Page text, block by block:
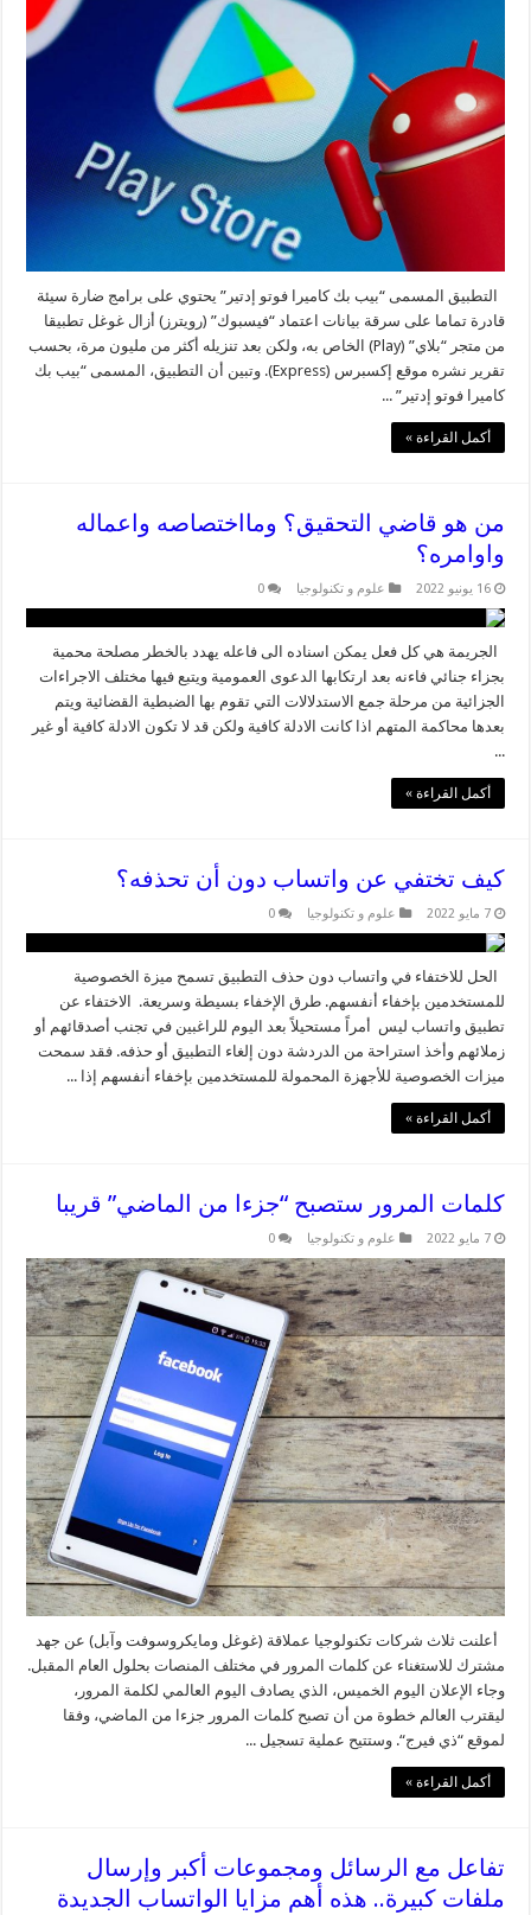
التطبيق المسمى “بيب بك كاميرا فوتو إدتير” يحتوي على برامج ضارة سيئة
قادرة تماما على سرقة بيانات اعتماد “فيسبوك” (رويترز) أزال غوغل تطبيقا
من متجر “بلاي” (Play) الخاص به، ولكن بعد تنزيله أكثر من مليون مرة، بحسب
تقرير نشره موقع إكسبرس (Express). وتبين أن التطبيق، المسمى “بيب بك
كاميرا فوتو إدتير” ...
أكمل القراءة »
من هو قاضي التحقيق؟ ومااختصاصه واعماله
واوامره؟
16 يونيو 2022 علوم و تكنولوجيا 0
الجريمة هي كل فعل يمكن اسناده الى فاعله يهدد بالخطر مصلحة محمية
بجزاء جنائي فاءنه بعد ارتكابها الدعوى العمومية ويتبع فيها مختلف الاجراءات
الجزائية من مرحلة جمع الاستدلالات التي تقوم بها الضبطية القضائية ويتم
بعدها محاكمة المتهم اذا كانت الادلة كافية ولكن قد لا تكون الادلة كافية أو غير
...
أكمل القراءة »
كيف تختفي عن واتساب دون أن تحذفه؟
7 مايو 2022 علوم و تكنولوجيا 0
الحل للاختفاء في واتساب دون حذف التطبيق تسمح ميزة الخصوصية
للمستخدمين بإخفاء أنفسهم. طرق الإخفاء بسيطة وسريعة. الاختفاء عن
تطبيق واتساب ليس أمراً مستحيلاً بعد اليوم للراغبين في تجنب أصدقائهم أو
زملائهم وأخذ استراحة من الدردشة دون إلغاء التطبيق أو حذفه. فقد سمحت
ميزات الخصوصية للأجهزة المحمولة للمستخدمين بإخفاء أنفسهم إذا ...
أكمل القراءة »
كلمات المرور ستصبح “جزءا من الماضي” قريبا
7 مايو 2022 علوم و تكنولوجيا 0
أعلنت ثلاث شركات تكنولوجيا عملاقة (غوغل ومايكروسوفت وآبل) عن جهد
مشترك للاستغناء عن كلمات المرور في مختلف المنصات بحلول العام المقبل.
وجاء الإعلان اليوم الخميس، الذي يصادف اليوم العالمي لكلمة المرور،
ليقترب العالم خطوة من أن تصبح كلمات المرور جزءا من الماضي، وفقا
لموقع “ذي فيرج“. وستتيح عملية تسجيل ...
أكمل القراءة »
تفاعل مع الرسائل ومجموعات أكبر وإرسال
ملفات كبيرة.. هذه أهم مزايا الواتساب الجديدة